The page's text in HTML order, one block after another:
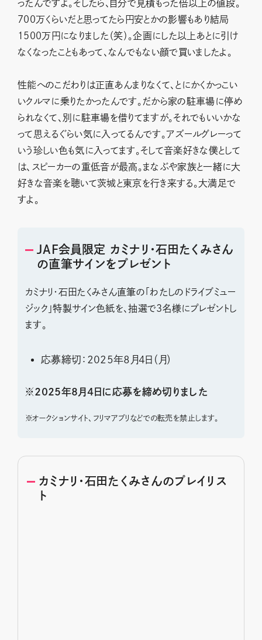
ったんですよ。そしたら、自分で見積もった倍以上の値段。
700万くらいだと思ってたら円安とかの影響もあり結局
1500万円になりました（笑）。企画にした以上あとに引け
なくなったこともあって、なんでもない顔で買いましたよ。
性能へのこだわりは正直あんまりなくて、とにかくかっこい
いクルマに乗りたかったんです。だから家の駐車場に停め
られなくて、別に駐車場を借りてますが。それでもいいかな
って思えるぐらい気に入ってるんです。アズールグレーって
いう珍しい色も気に入ってます。そして音楽好きな僕として
は、スピーカーの重低音が最高。まなぶや家族と一緒に大
好きな音楽を聴いて茨城と東京を行き来する。大満足で
すよ。
JAF会員限定 カミナリ・石田たくみさん
の直筆サインをプレゼント
カミナリ・石田たくみさん直筆の「わたしのドライブミュー
ジック」特製サイン色紙を、抽選で3名様にプレゼントし
ます。
応募締切：2025年8月4日（月）
※2025年8月4日に応募を締め切りました
※オークションサイト、フリマアプリなどでの転売を禁止します。
カミナリ・石田たくみさんのプレイリス
ト